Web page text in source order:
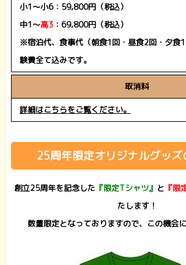
小1～小6：59,800円（税込）
中1～高3：69,800円（税込）
※宿泊代、食事代（朝食1回・昼食2回・夕食
験費全て込みです。
取消料
詳細はこちらをご覧ください。
25周年限定オリジナルグッズ
創立25周年を記念した 『限定Tシャツ』 と 『限
たします！
数量限定となっておりますので、この機会